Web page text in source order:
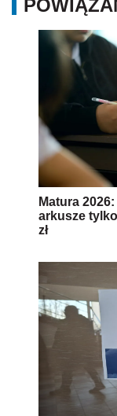
Matura
arkusze
zł